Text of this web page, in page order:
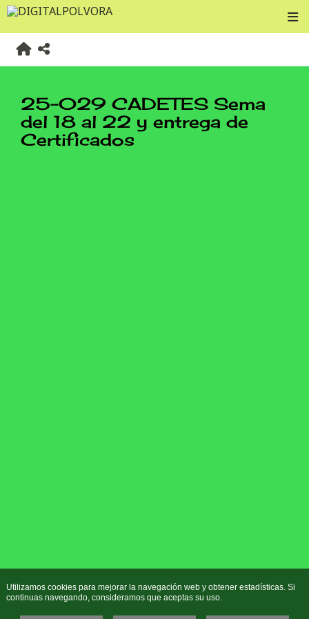
25-029 CADETES Sema
del 18 al 22 y entrega de
Certificados
Utilizamos cookies para mejorar la navegación web y obtener estadísticas. Si
continuas navegando, consideramos que aceptas su uso.